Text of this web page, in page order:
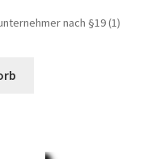
nach §19 (1)